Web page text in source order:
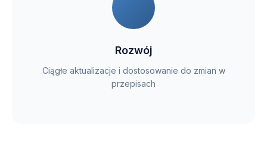
Rozwój
Ciągłe aktualizacje i dostosowanie do zmian w
przepisach